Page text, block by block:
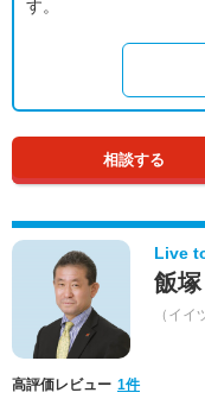
す。
相談する
Live
飯
（イイ
高評価レビュー 1件